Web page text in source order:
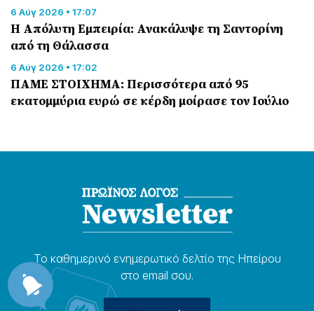
6 Αύγ 2026 • 17:07
Η Απόλυτη Εμπειρία: Ανακάλυψε τη Σαντορίνη
από τη Θάλασσα
6 Αύγ 2026 • 17:02
ΠΑΜΕ ΣΤΟΙΧΗΜΑ: Περισσότερα από 95
εκατομμύρια ευρώ σε κέρδη μοίρασε τον Ιούλιο
Το καθημερɩνό ενημερωτɩκό δελτίο της Ηπείρου
στο email σου.